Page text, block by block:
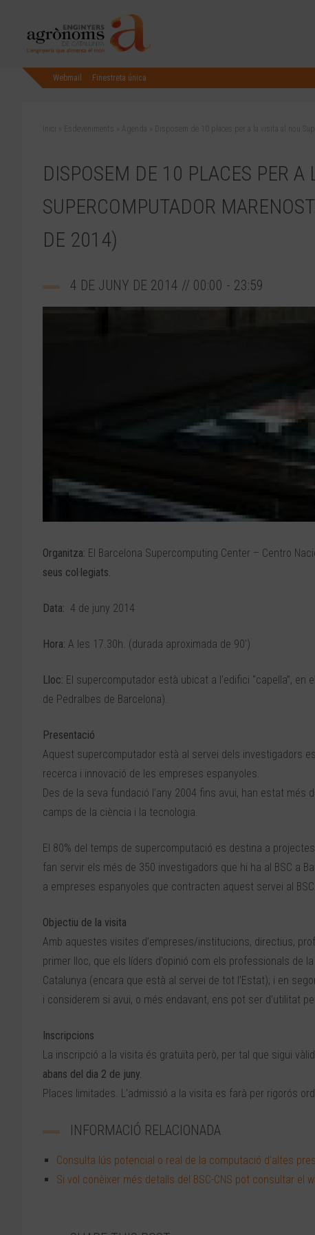
Webmail Finestreta única
Inici Esdeveniments Agenda Disposem de 10 places per a la visita al nou
DISPOSEM DE 10 PLACES PER A
SUPERCOMPUTADOR
DE 2014)
4 DE JUNY DE 2014 // 00:00 - 23:59
Organitza: El Barcelona Supercomputing Center – Centro
seus col·legiats.
Data: 4 de juny 2014
Hora: A les 17.30h. (durada aproximada de 90′)
Lloc: El supercomputador està ubicat a l’edifici “capella”,
de Pedralbes de Barcelona).
Presentació
Aquest supercomputador està al servei dels investigadors
recerca i innovació de les empreses espanyoles.
Des de la seva fundació l’any 2004 fins avui, han estat
camps de la ciència i la tecnologia.
El 80% del temps de supercomputació es destina a
fan servir els més de 350 investigadors que hi ha al BSC a
a empreses espanyoles que contracten aquest servei al BSC.
Objectiu de la visita
Amb aquestes visites d’empreses/institucions, directius,
primer lloc, que els líders d’opinió com els professionals
Catalunya (encara que està al servei de tot l’Estat); i en
i considerem si avui, o més endavant, ens pot ser d’utilitat
Inscripcions
La inscripció a la visita és gratuïta però, per tal que sigui
abans del dia 2 de juny.
Places limitades. L’admissió a la visita es farà per rigorós
INFORMACIÓ RELACIONADA
Consulta lús potencial o real de la computació d’altes
Si vol conèixer més detalls del BSC-CNS pot consultar el